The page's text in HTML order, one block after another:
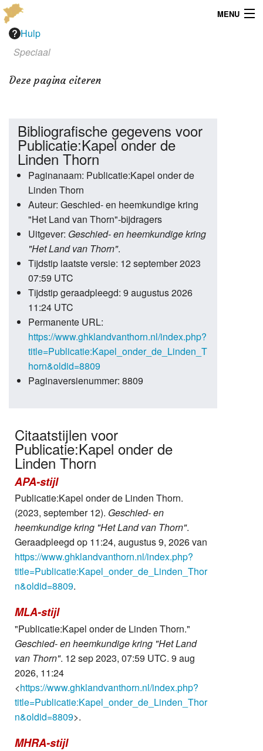
MENU
Menu
Kaarten
Overig
Verenigingsinfo
Hulp
Speciaal
Deze pagina citeren
Bibliografische gegevens voor
Publicatie:Kapel onder de
Linden Thorn
Paginanaam: Publicatie:Kapel onder de
Linden Thorn
Auteur: Geschied- en heemkundige kring
"Het Land van Thorn"-bijdragers
Uitgever: Geschied- en heemkundige kring
"Het Land van Thorn".
Tijdstip laatste versie: 12 september 2023
07:59 UTC
Tijdstip geraadpleegd: 9 augustus 2026
11:24 UTC
Permanente URL:
https://www.ghklandvanthorn.nl/index.php?
title=Publicatie:Kapel_onder_de_Linden_T
horn&oldid=8809
Paginaversienummer: 8809
Citaatstijlen voor
Publicatie:Kapel onder de
Linden Thorn
APA-stijl
Publicatie:Kapel onder de Linden Thorn.
(2023, september 12). Geschied- en
heemkundige kring "Het Land van Thorn".
Geraadpleegd op 11:24, augustus 9, 2026 van
https://www.ghklandvanthorn.nl/index.php?
title=Publicatie:Kapel_onder_de_Linden_Thor
n&oldid=8809.
MLA-stijl
"Publicatie:Kapel onder de Linden Thorn."
Geschied- en heemkundige kring "Het Land
van Thorn". 12 sep 2023, 07:59 UTC. 9 aug
2026, 11:24
<https://www.ghklandvanthorn.nl/index.php?
title=Publicatie:Kapel_onder_de_Linden_Thor
n&oldid=8809>.
MHRA-stijl